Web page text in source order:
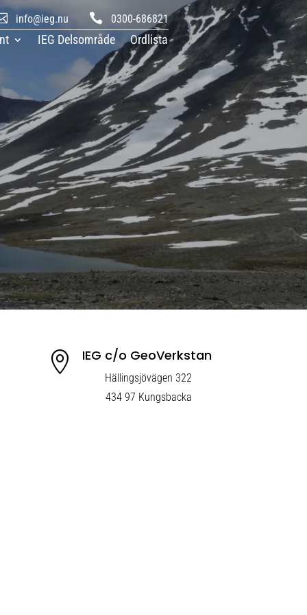
info@ieg.nu  0300-686821
IEG Delsområde Ordlista
 IEG c/o GeoVerkstan
Hällingsjövägen 322
434 97 Kungsbacka